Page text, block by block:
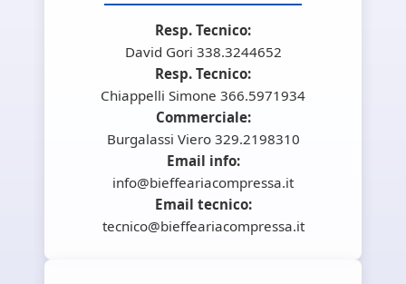
Resp. Tecnico:
David Gori 338.3244652
Resp. Tecnico:
Chiappelli Simone 366.5971934
Commerciale:
Burgalassi Viero 329.2198310
Email info:
info@bieffeariacompressa.it
Email tecnico:
tecnico@bieffeariacompressa.it